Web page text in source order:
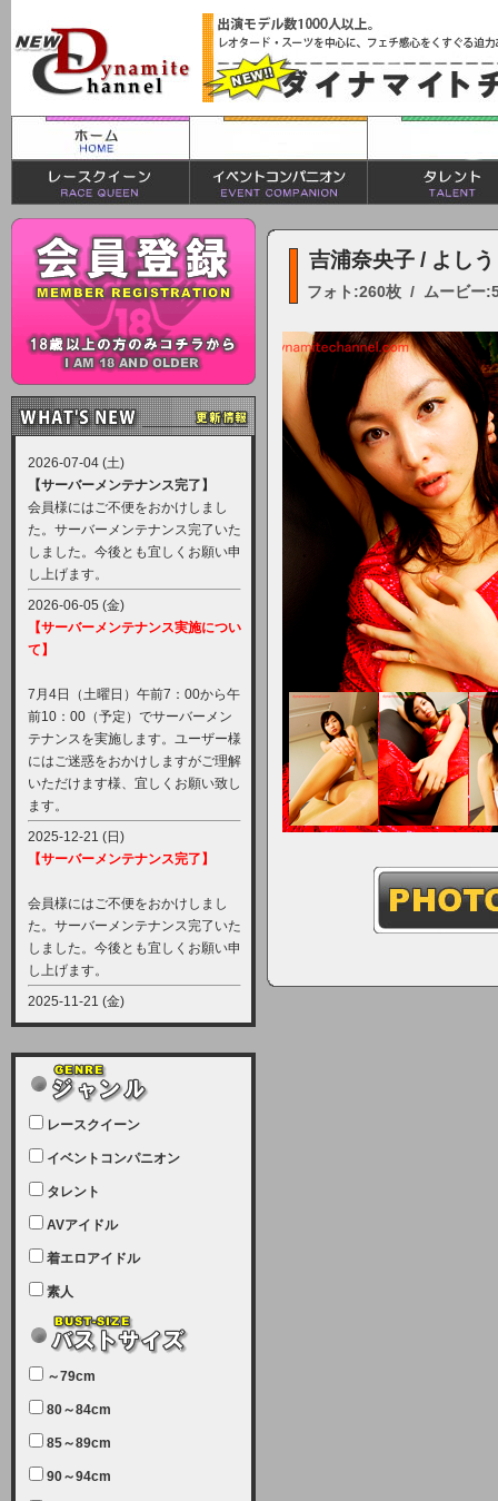
2026-07-04 (土)
【サーバーメンテナンス完了】
会員様にはご不便をおかけしまし
た。サーバーメンテナンス完了いた
しました。今後とも宜しくお願い申
し上げます。
2026-06-05 (金)
【サーバーメンテナンス実施につい
て】
7月4日（土曜日）午前7：00から午
前10：00（予定）でサーバーメン
テナンスを実施します。ユーザー様
にはご迷惑をおかけしますがご理解
いただけます様、宜しくお願い致し
ます。
2025-12-21 (日)
【サーバーメンテナンス完了】
会員様にはご不便をおかけしまし
た。サーバーメンテナンス完了いた
しました。今後とも宜しくお願い申
し上げます。
2025-11-21 (金)
【サーバーメンテナンス実施につい
12月21日（日曜日）午前9：00か
ら午前11：00（予定）でサーバー
メンテナンスを実施します。ユーザ
ー様にはご迷惑をおかけしますがご
理解いただけます様、宜しくお願い
致します。
2025-07-05 (土)
【サーバーメンテナンス完了のお知
本日、サーバーメンテナンスのため
ユーザー様には大変ご迷惑をおかけ
しました。無事、メンテナンスが完
致します。
2025-06-11 (水)
【サーバーメンテナンス実施につい
レースクイーン
イベントコンパニオン
タレント
AVアイドル
着エロアイドル
素人
～79cm
80～84cm
85～89cm
90～94cm
吉浦奈央子 / よし
フォト:260枚 / ムービー